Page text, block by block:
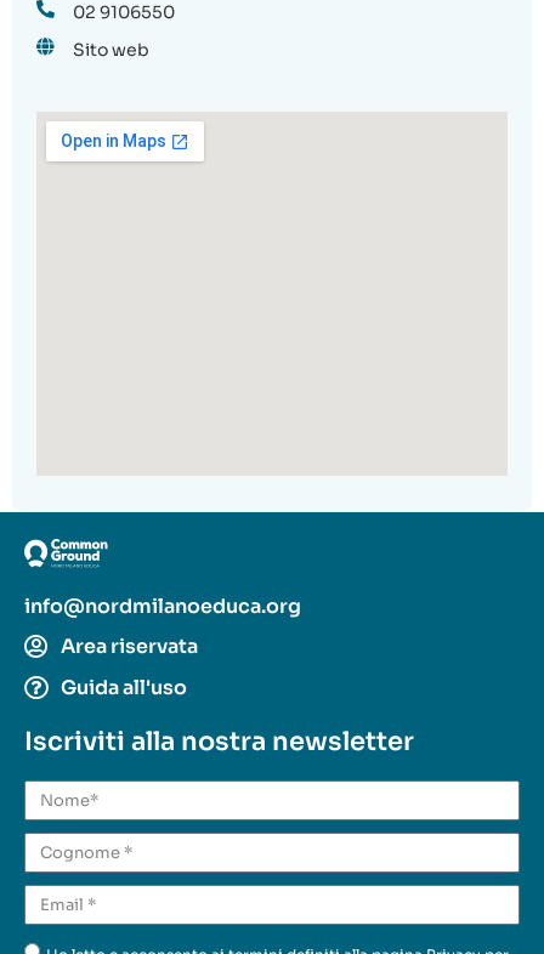
02 9106550
Sito web
info@nordmilanoeduca.org
Area riservata
Guida all'uso
Iscriviti alla nostra newsletter